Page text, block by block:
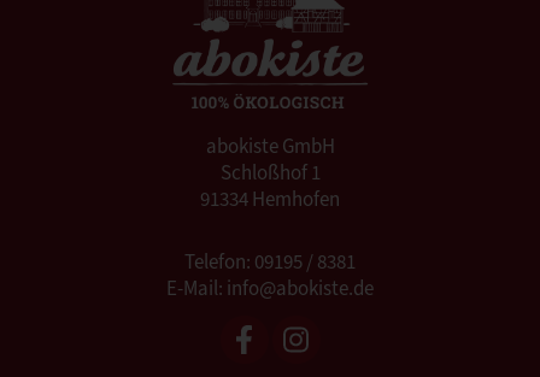
abokiste GmbH
Schloßhof 1
91334 Hemhofen
Telefon: 09195 / 8381
E-Mail: info@abokiste.de